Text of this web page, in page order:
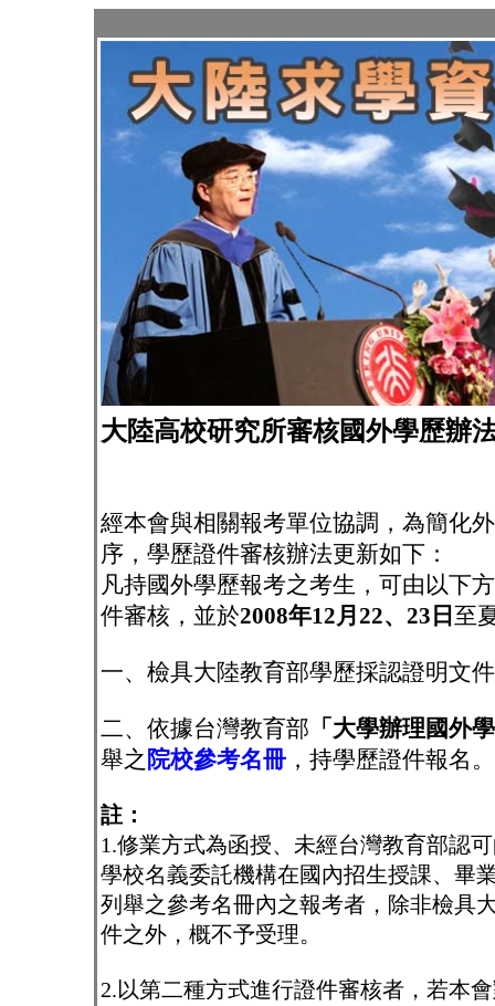
大陸高校研究所審核國外學歷辦
經本會與相關報考單位協調，為簡化
序，學歷證件審核辦法更新如下：
凡持國外學歷報考之考生，可由以下
件審核，並於2008年12月22、23日 至
一、檢具大陸教育部學歷採認證明文
二、依據台灣教育部 「 大學辦理國外
舉之 院校參考名冊 ，持學歷證件報名。
註：
1.修業方式為函授、未經台灣教育部認
學校名義委託機構在國內招生授課、畢
列舉之參考名冊內之報考者，除非檢具
件之外，概不予受理。
2.以第二種方式進行證件審核者，若本